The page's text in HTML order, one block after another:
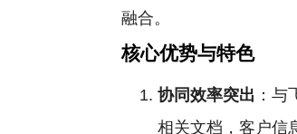
融合。
核心优势与特色
协同效率突出 ：
相关文档，客户信